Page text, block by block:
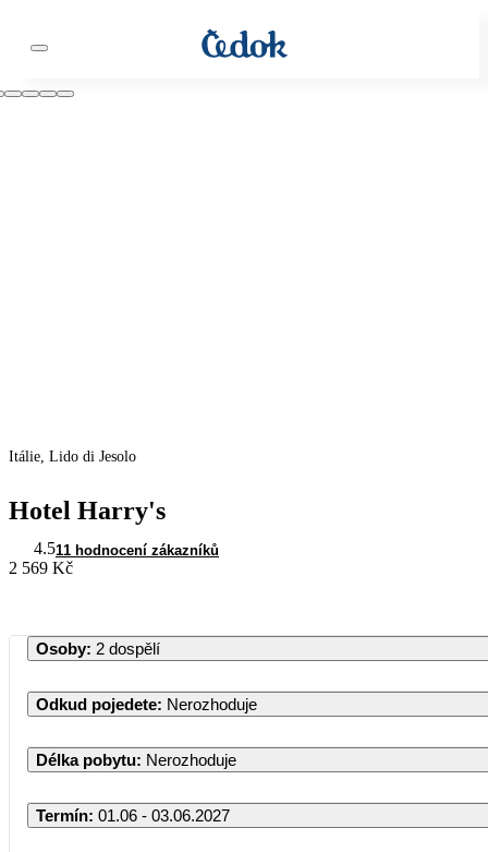
Itálie, Lido di Jesolo
Hotel Harry's
4.511 hodnocení zákazníků
2 569 Kč
Osoby: 2 dospělí
Odkud pojedete: Nerozhoduje
Délka pobytu: Nerozhoduje
Termín: 01.06 - 03.06.2027